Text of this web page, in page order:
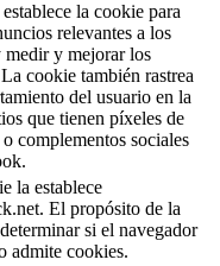
la cookie para
relevantes a los
medir y mejorar los
cookie también rastrea
del usuario en la
que tienen píxeles de
complementos sociales
la establece
El propósito de la
si el navegador
admite cookies.